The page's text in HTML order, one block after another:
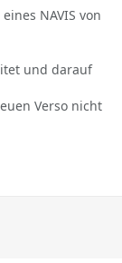
NAVIS von
und darauf
Verso nicht